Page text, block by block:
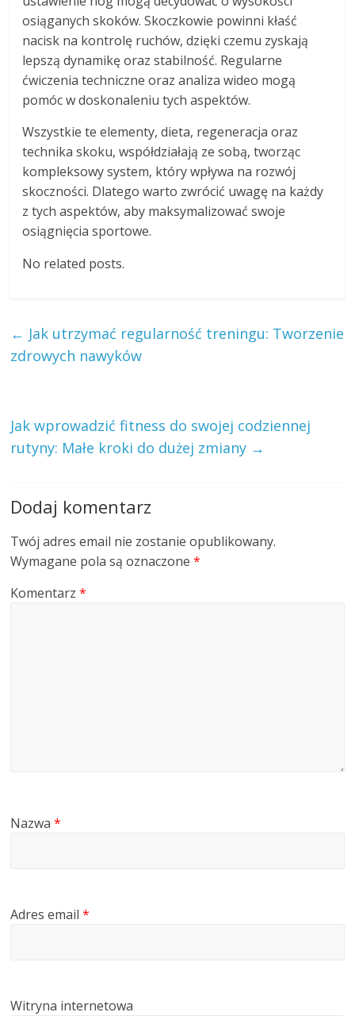
osiąganych skoków. Skoczkowie powinni kłaść
nacisk na kontrolę ruchów, dzięki czemu zyskają
lepszą dynamikę oraz stabilność. Regularne
ćwiczenia techniczne oraz analiza wideo mogą
pomóc w doskonaleniu tych aspektów.
Wszystkie te elementy, dieta, regeneracja oraz
technika skoku, współdziałają ze sobą, tworząc
kompleksowy system, który wpływa na rozwój
skoczności. Dlatego warto zwrócić uwagę na każdy
z tych aspektów, aby maksymalizować swoje
osiągnięcia sportowe.
No related posts.
← Jak utrzymać regularność treningu: Tworzenie
zdrowych nawyków
Jak wprowadzić fitness do swojej codziennej
rutyny: Małe kroki do dużej zmiany →
Dodaj komentarz
Twój adres email nie zostanie opublikowany.
Wymagane pola są oznaczone*
Komentarz*
Nazwa*
Adres email*
Witryna internetowa